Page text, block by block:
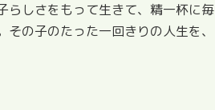
らしさをもって生きて、精一杯に毎
の子のたった一回きりの人生を、